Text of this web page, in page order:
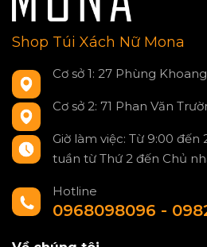
Shop Túi Xách Nữ Mona
Cơ sở 1: 27 Phùng
Cơ sở 2: 71 Phan Văn
Giờ làm việc: Từ 9:00
tuần từ Thứ 2 đến Chủ
Hotline
0968098096 -